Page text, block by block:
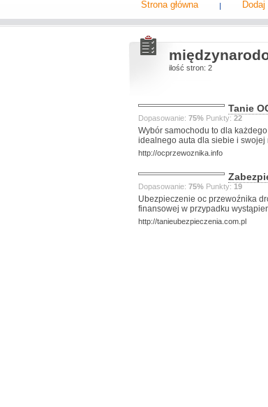
Strona główna
ilość stron: 2
Tanie
Dopasowanie: 75% Punkty: 22
Wybór samochodu to dla
idealnego auta dla siebie i swojej
http://ocprzewoznika.info
Dopasowanie: 75% Punkty: 19
Ubezpieczenie oc przewoźnika
finansowej w przypadku
http://tanieubezpieczenia.com.pl